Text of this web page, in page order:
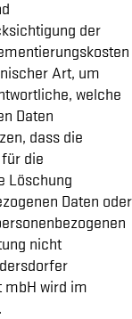
der
Art, um
welche
Daten
dass die
die
Löschung
Daten oder
nicht
wird im